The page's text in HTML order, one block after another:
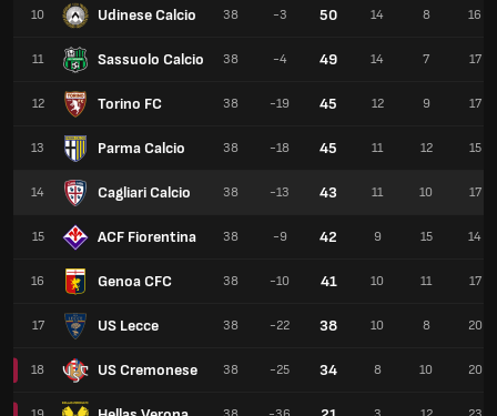
10 Udinese Calcio
11 Sassuolo Calcio
12 Torino FC
13 Parma Calcio
14 Cagliari Calcio
15 ACF Fiorentina
16 Genoa CFC
17 US Lecce
18 US Cremonese
38 -3 50 14 8 16
38 -4 49 14 7 17
38 -19 45 12 9 17
38 -18 45 11 12 15
38 -13 43 11 10 17
38 -9 42 9 15 14
38 -10 41 10 11 17
38 -22 38 10 8 20
38 -25 34 8 10 20